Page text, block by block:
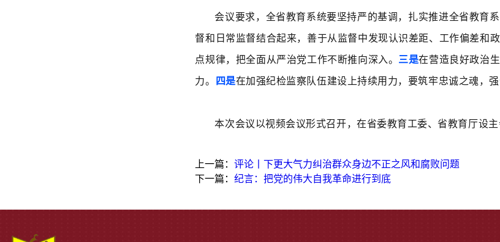
会议要求，全省教育系统要坚持严的基调，扎实推进全省教育
督和日常监督结合起来，善于从监督中发现认识差距、工作偏差和政
点规律，把全面从严治党工作不断推向深入。 三是在营造良好政治
力。 四是在加强纪检监察队伍建设上持续用力，要筑牢忠诚之魂，
本次会议以视频会议形式召开，在省委教育工委、省教育厅设
上一篇：评论丨下更大气力纠治群众身边不正之风和腐败问题
下一篇：纪言：把党的伟大自我革命进行到底